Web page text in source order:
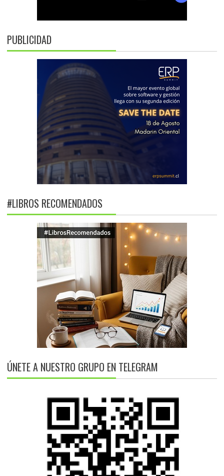
PUBLICIDAD
#LIBROS RECOMENDADOS
ÚNETE A NUESTRO GRUPO EN TELEGRAM